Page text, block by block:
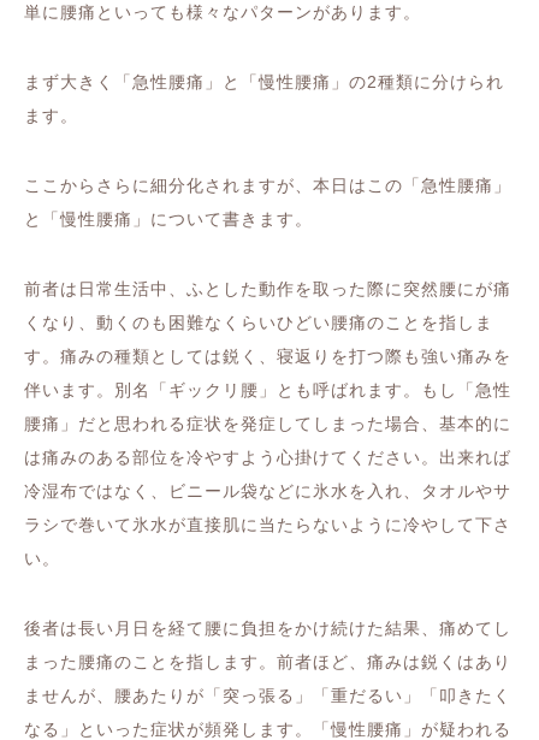
単に腰痛といっても様々なパターンがあります。
まず大きく「急性腰痛」と「慢性腰痛」の2種類に分けられ
ます。
ここからさらに細分化されますが、本日はこの「急性腰痛」
と「慢性腰痛」について書きます。
前者は日常生活中、ふとした動作を取った際に突然腰にが痛
くなり、動くのも困難なくらいひどい腰痛のことを指しま
す。痛みの種類としては鋭く、寝返りを打つ際も強い痛みを
伴います。別名「ギックリ腰」とも呼ばれます。もし「急性
腰痛」だと思われる症状を発症してしまった場合、基本的に
は痛みのある部位を冷やすよう心掛けてください。出来れば
冷湿布ではなく、ビニール袋などに氷水を入れ、タオルやサ
ラシで巻いて氷水が直接肌に当たらないように冷やして下さ
い。
後者は長い月日を経て腰に負担をかけ続けた結果、痛めてし
まった腰痛のことを指します。前者ほど、痛みは鋭くはあり
ませんが、腰あたりが「突っ張る」「重だるい」「叩きたく
なる」といった症状が頻発します。「慢性腰痛」が疑われる